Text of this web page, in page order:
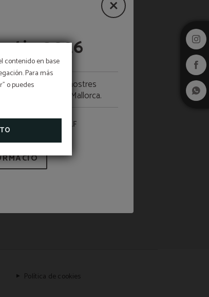
contenido en base
Para más
o puedes
Política de cookies
2026
descobreix les nostres
vols viure el golf a Mallorca.
OFERTES DE GOLF